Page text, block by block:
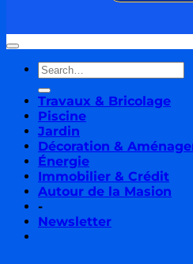
Travaux & Bricolage
Piscine
Jardin
Décoration &
Énergie
Immobilier & Crédit
Autour de la Masion
-
Newsletter